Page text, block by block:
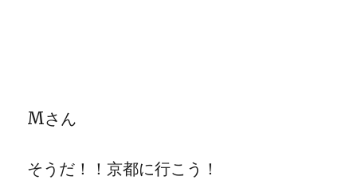
Mさん
そうだ！！京都に行こう！